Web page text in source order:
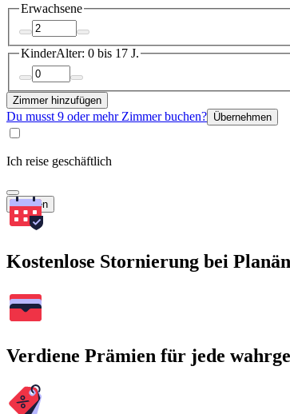
Erwachsene
KinderAlter: 0 bis 17 J.
Zimmer hinzufügen
Du musst 9 oder mehr Zimmer buchen? Übernehmen
Ich reise geschäftlich
Suchen
Kostenlose Stornierung bei
Verdiene Prämien für jede